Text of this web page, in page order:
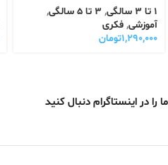
1 تا 3 سالگی , 3 تا 5 سالگی
,
آموزشی, فکری
۱,۲۹۰,۰۰۰تومان
ما را در اینستاگرام دنبال کنید